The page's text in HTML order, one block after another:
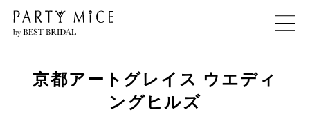
京都アートグレイス ウエディ
ングヒルズ